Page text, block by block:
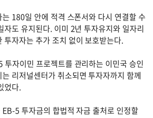
180일 안에 적격 스폰서와 다시 연결할 수
자도 유지된다. 이미 2년 투자유지와 일자리
투자자는 추가 조치 없이 보호받는다.
투자이민 프로젝트를 관리하는 이민국 승인
리저널센터가 취소되면 투자자까지 함께
었다.
5 투자금의 합법적 자금 출처로 인정할